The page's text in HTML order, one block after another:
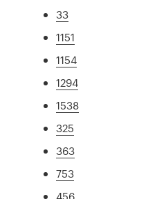
33
1151
1154
1294
1538
325
363
753
456